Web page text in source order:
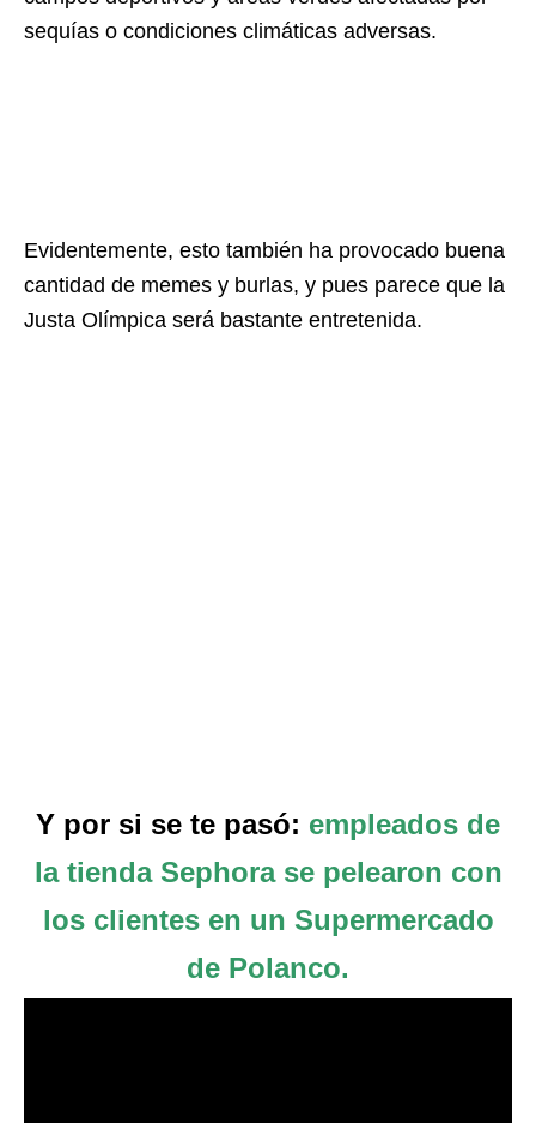
sequías o condiciones climáticas adversas.
Evidentemente, esto también ha provocado buena
cantidad de memes y burlas, y pues parece que la
Justa Olímpica será bastante entretenida.
Y por si se te pasó: empleados de
la tienda Sephora se pelearon con
los clientes en un Supermercado
de Polanco.